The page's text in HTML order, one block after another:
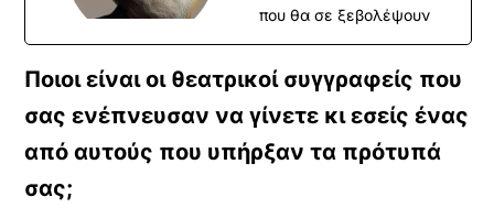
που θα σε ξεβολέψουν
Ποιοι είναι οι θεατρικοί συγγραφείς που
σας ενέπνευσαν να γίνετε κι εσείς ένας
από αυτούς που υπήρξαν τα πρότυπά
σας;